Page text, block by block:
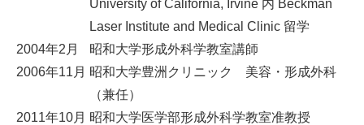
University of California, Irvine 内 Beckman
Laser Institute and Medical Clinic 留学
2004年2月
昭和大学形成外科学教室講師
2006年11月 昭和大学豊洲クリニック 美容・形成外科
（兼任）
2011年10月 昭和大学医学部形成外科学教室准教授